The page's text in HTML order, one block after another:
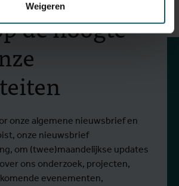
Weigeren
de hoogte
onze algemene nieuwsbrief en
onze nieuwsbrief
om (twee)maandelijkse updates
ons onderzoek, projecten,
evenementen,